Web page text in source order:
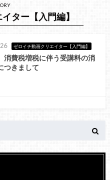
ター【入門編】
ゼロイチ動画クリエイター【入門編】
消費税増税に伴う受講料の消
つきまして